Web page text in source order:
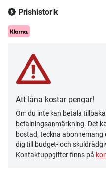
Prishistorik
Att låna kostar pengar!
Om du inte kan betala
betalningsanmärkning. Det
bostad, teckna abonnemang
dig till budget- och
Kontaktuppgifter finns på